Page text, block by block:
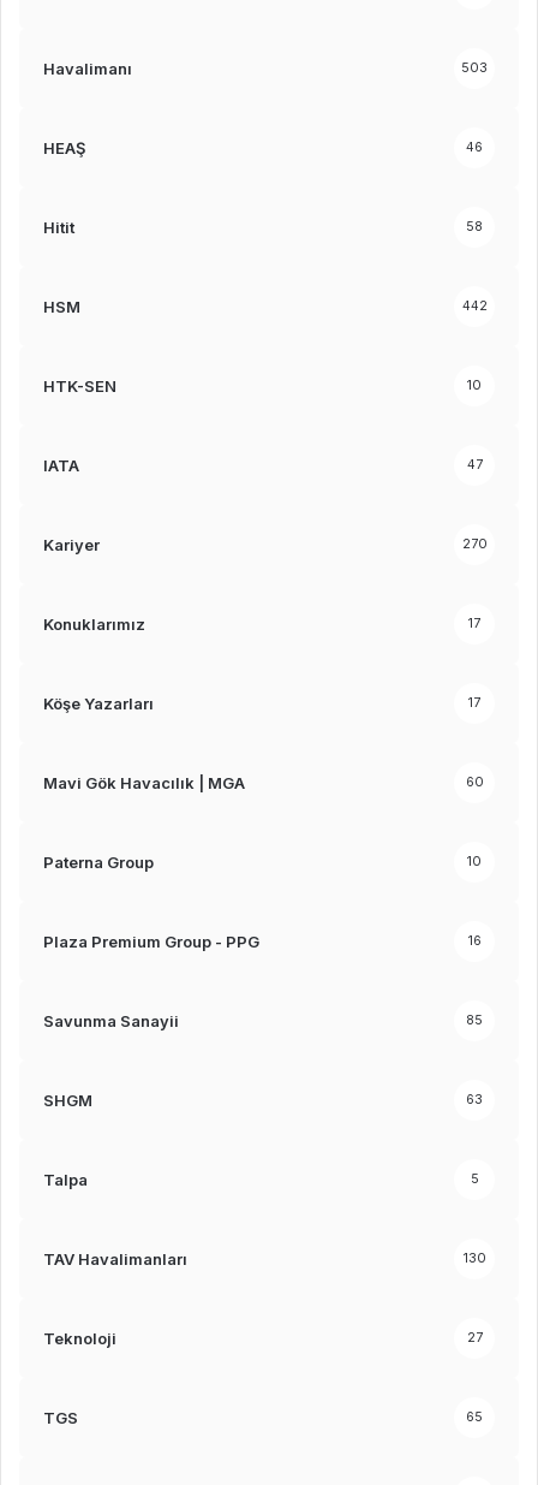
Havalimanı 503
HEAŞ 46
Hitit 58
HSM 442
HTK-SEN 10
IATA 47
Kariyer 270
Konuklarımız 17
Köşe Yazarları 17
Mavi Gök Havacılık | MGA 60
Paterna Group 10
Plaza Premium Group - PPG 16
Savunma Sanayii 85
SHGM 63
Talpa 5
TAV Havalimanları 130
Teknoloji 27
TGS 65